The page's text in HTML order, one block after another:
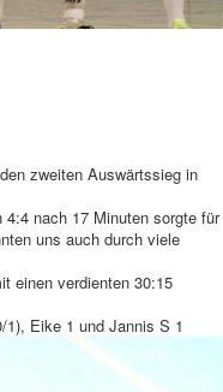
zweiten Auswärtssieg in
nach 17 Minuten sorgte für
uns auch durch viele
einen verdienten 30:15
Eike 1 und Jannis S 1